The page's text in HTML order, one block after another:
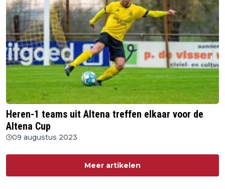
Heren-1 teams uit Altena treffen elkaar voor de
Altena Cup
09 augustus 2023
Meer artikelen